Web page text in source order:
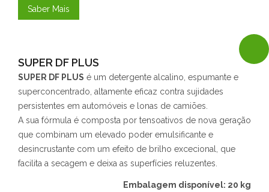
Saber Mais
SUPER DF PLUS
SUPER DF PLUS é um detergente alcalino, espumante e
superconcentrado, altamente eficaz contra sujidades
persistentes em automóveis e lonas de camiões.
A sua fórmula é composta por tensoativos de nova geração
que combinam um elevado poder emulsificante e
desincrustante com um efeito de brilho excecional, que
facilita a secagem e deixa as superfícies reluzentes.
Embalagem disponível: 20 kg